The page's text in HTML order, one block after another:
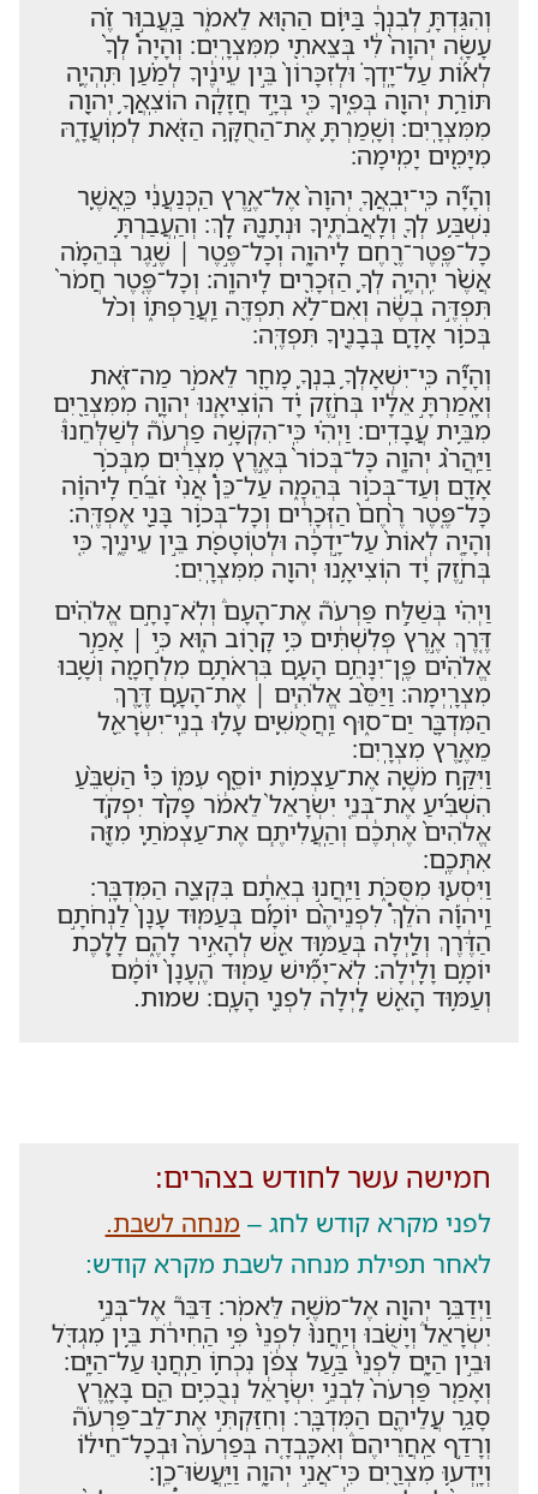
וְהִגַּדְתָּ֣ לְבִנְךָ֔ בַּיּ֥וֹם הַה֖וּא לֵאמֹ֑ר בַּֽעֲב֣וּר זֶ֗ה
עָשָׂ֤ה יְהוָה֙ לִ֔י בְּצֵאתִ֖י מִמִּצְרָֽיִם׃ וְהָיָה֩ לְךָ֨
לְא֜וֹת עַל־יָֽדְךָ֗ וּלְזִכָּרוֹן֙ בֵּ֣ין עֵינֶ֔יךָ לְמַ֗עַן תִּֽהְיֶ֛ה
תּוֹרַ֥ת יְהוָ֖ה בְּפִ֑יךָ כִּ֚י בְּיָ֣ד חֲזָקָ֔ה הוֹצִֽאֲךָ֥ יְהוָ֖ה
מִמִּצְרָֽיִם׃ וְשָֽׁמַרְתָּ֛ אֶת־הַחֻקָּ֥ה הַזֹּ֖את לְמֽוֹעֲדָ֑הּ
מִיָּמִ֖ים יָמִֽימָה׃
וְהָיָ֞ה כִּֽי־יְבִֽאֲךָ֤ יְהוָה֙ אֶל־אֶ֣רֶץ הַֽכְּנַעֲנִ֔י כַּֽאֲשֶׁ֛ר
נִשְׁבַּ֥ע לְךָ֖ וְלַֽאֲבֹתֶ֑יךָ וּנְתָנָ֖הּ לָֽךְ׃ וְהַֽעֲבַרְתָּ֥
כָל־פֶּֽטֶר־רֶ֖חֶם לַֽיהוָ֑ה וְכָל־פֶּ֣טֶר ׀ שֶׁ֣גֶר בְּהֵמָ֗ה
אֲשֶׁ֨ר יִֽהְיֶ֥ה לְךָ֛ הַזְּכָרִ֖ים לַֽיהוָֽה׃ וְכָל־פֶּ֤טֶר חֲמֹר֙
תִּפְדֶּ֣ה בְשֶׂ֔ה וְאִם־לֹ֥א תִפְדֶּ֖ה וַֽעֲרַפְתּ֑וֹ וְכֹ֨ל
בְּכ֥וֹר אָדָ֛ם בְּבָנֶ֖יךָ תִּפְדֶּֽה׃
וְהָיָ֞ה כִּֽי־יִשְׁאָלְךָ֥ בִנְךָ֛ מָחָ֖ר לֵאמֹ֣ר מַה־זֹּ֑את
וְאָֽמַרְתָּ֣ אֵלָ֔יו בְּחֹ֣זֶק יָ֗ד הֽוֹצִיאָ֧נוּ יְהוָ֛ה מִמִּצְרַ֖יִם
מִבֵּ֥ית עֲבָדִֽים׃ וַיְהִ֗י כִּֽי־הִקְשָׁ֣ה פַרְעֹה֮ לְשַׁלְּחֵנוּ֒
וַיַּֽהֲרֹ֨ג יְהוָ֤ה כָּל־בְּכוֹר֙ בְּאֶ֣רֶץ מִצְרַ֔יִם מִבְּכֹ֥ר
אָדָ֖ם וְעַד־בְּכ֣וֹר בְּהֵמָ֑ה עַל־כֵּן֩ אֲנִ֨י זֹבֵ֜חַ לַֽיהוָ֗ה
כָּל־פֶּ֤טֶר רֶ֨חֶם֙ הַזְּכָרִ֔ים וְכָל־בְּכ֥וֹר בָּנַ֖י אֶפְדֶּֽה׃
וְהָיָ֤ה לְאוֹת֙ עַל־יָ֣דְכָ֔ה וּלְטֽוֹטָפֹ֖ת בֵּ֣ין עֵינֶ֑יךָ כִּ֚י
בְּחֹ֣זֶק יָ֔ד הֽוֹצִיאָ֥נוּ יְהוָ֖ה מִמִּצְרָֽיִם׃
וַיְהִ֗י בְּשַׁלַּ֣ח פַּרְעֹה֮ אֶת־הָעָם֒ וְלֹֽא־נָחָ֣ם אֱלֹהִ֗ים
דֶּ֚רֶךְ אֶ֣רֶץ פְּלִשְׁתִּ֔ים כִּ֥י קָר֖וֹב ה֑וּא כִּ֣י ׀ אָמַ֣ר
אֱלֹהִ֗ים פֶּֽן־יִנָּחֵ֥ם הָעָ֛ם בִּרְאֹתָ֥ם מִלְחָמָ֖ה וְשָׁ֥בוּ
מִצְרָֽיְמָה׃ וַיַּסֵּ֨ב אֱלֹהִ֧ים ׀ אֶת־הָעָ֛ם דֶּ֥רֶךְ
הַמִּדְבָּ֖ר יַם־ס֑וּף וַֽחֲמֻשִׁ֛ים עָל֥וּ בְנֵֽי־יִשְׂרָאֵ֖ל
מֵאֶ֥רֶץ מִצְרָֽיִם׃
וַיִּקַּ֥ח מֹשֶׁ֛ה אֶת־עַצְמ֥וֹת יוֹסֵ֖ף עִמּ֑וֹ כִּי֩ הַשְׁבֵּ֨עַ
הִשְׁבִּ֜יעַ אֶת־בְּנֵ֤י יִשְׂרָאֵל֙ לֵאמֹ֔ר פָּקֹ֨ד יִפְקֹ֤ד
אֱלֹהִים֙ אֶתְכֶ֔ם וְהַֽעֲלִיתֶ֧ם אֶת־עַצְמֹתַ֛י מִזֶּ֖ה
אִתְּכֶֽם׃
וַיִּסְע֖וּ מִסֻּכֹּ֑ת וַיַּֽחֲנ֣וּ בְאֵתָ֔ם בִּקְצֵ֖ה הַמִּדְבָּֽר׃
וַֽיהוָ֡ה הֹלֵךְ֩ לִפְנֵיהֶ֨ם יוֹמָ֜ם בְּעַמּ֤וּד עָנָן֙ לַנְחֹתָ֣ם
הַדֶּ֔רֶךְ וְלַ֛יְלָה בְּעַמּ֥וּד אֵ֖שׁ לְהָאִ֣יר לָהֶ֑ם לָלֶ֖כֶת
יוֹמָ֥ם וָלָֽיְלָה׃ לֹֽא־יָמִ֞ישׁ עַמּ֤וּד הֶֽעָנָן֙ יוֹמָ֔ם
וְעַמּ֥וּד הָאֵ֖שׁ לָ֑יְלָה לִפְנֵ֖י הָעָֽם׃ שמות.
חמישה עשר לחודש בצהרים:
לפני מקרא קודש לחג – מנחה לשבת.
לאחר תפילת מנחה לשבת מקרא קודש:
וַיְדַבֵּ֥ר יְהוָ֖ה אֶל־מֹשֶׁ֥ה לֵּאמֹֽר׃ דַּבֵּר֮ אֶל־בְּנֵ֣י
יִשְׂרָאֵל֒ וְיָשֻׁ֗בוּ וְיַֽחֲנוּ֙ לִפְנֵי֙ פִּ֣י הַֽחִירֹ֔ת בֵּ֥ין מִגְדֹּ֖ל
וּבֵ֣ין הַיָּ֑ם לִפְנֵי֙ בַּ֣עַל צְפֹ֔ן נִכְח֥וֹ תַֽחֲנ֖וּ עַל־הַיָּֽם׃
וְאָמַ֤ר פַּרְעֹה֙ לִבְנֵ֣י יִשְׂרָאֵ֔ל נְבֻכִ֥ים הֵ֖ם בָּאָ֑רֶץ
סָגַ֥ר עֲלֵיהֶ֖ם הַמִּדְבָּֽר׃ וְחִזַּקְתִּ֣י אֶת־לֵב־פַּרְעֹה֮
וְרָדַ֣ף אַֽחֲרֵיהֶם֒ וְאִכָּֽבְדָ֤ה בְּפַרְעֹה֙ וּבְכָל־חֵיל֔וֹ
וְיָֽדְע֥וּ מִצְרַ֖יִם כִּֽי־אֲנִ֣י יְהוָ֑ה וַיַּֽעֲשׂוּ־כֵֽן׃